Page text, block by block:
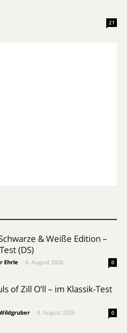
21
& Weiße Edition –
(DS)
Ehrle 8. August 2026 0
of Zill O’ll – im Klassik-Test
8. August 2026 0